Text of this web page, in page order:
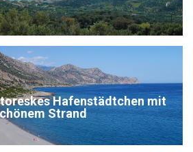
Hafenstädtchen mit
Strand